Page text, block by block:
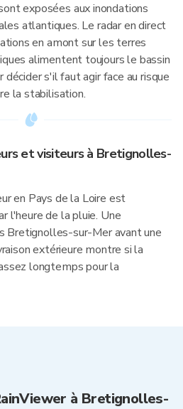
exposées aux inondations
atlantiques. Le radar en direct
en amont sur les terres
alimentent toujours le bassin
s'il faut agir face au risque
la stabilisation.
et visiteurs à Bretignolles-
en Pays de la Loire est
l'heure de la pluie. Une
Bretignolles-sur-Mer avant une
extérieure montre si la
longtemps pour la
à Bretignolles-